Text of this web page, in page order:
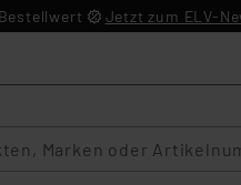
Jetzt zum ELV-